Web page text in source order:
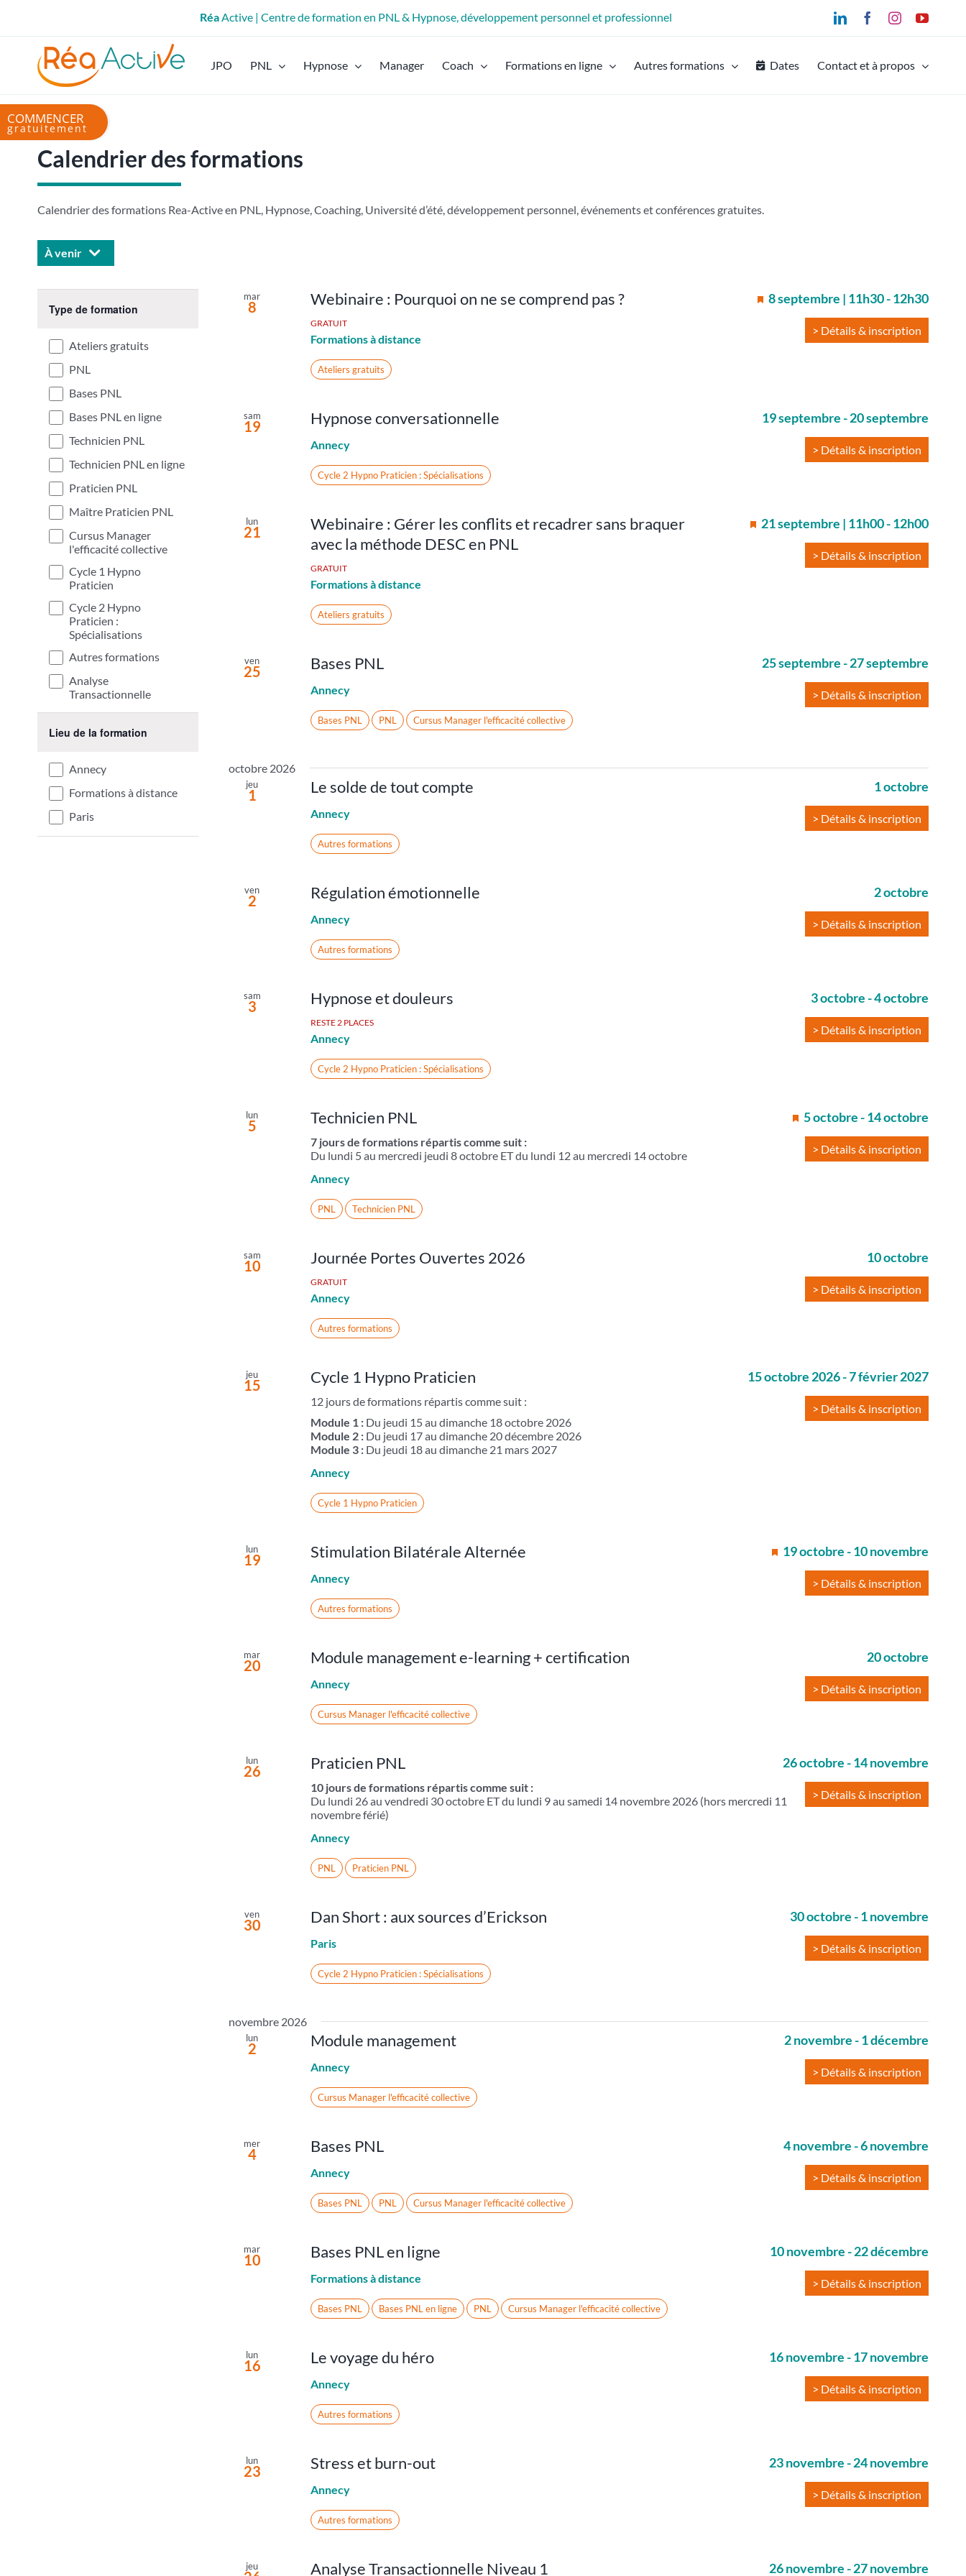
RéaActive | Centre de formation en PNL & Hypnose, développement personnel et professionnel LinkedInFacebookInstagram
JPO PNL Hypnose Manager Coach Formations en ligne Autres formations Dates Contact et à propos
Calendrier des formations
Calendrier des formations Rea-Active en PNL, Hypnose, Coaching, Université d’été, développement personnel, événements et conférences gratuites.
À venir
une
date.
any
the
form
inputs
will
cause
the
list
events
refresh
the
filtered
results.
Type de formation
Ateliers gratuits
PNL
Bases PNL
Bases PNL en ligne
Technicien PNL
Technicien PNL en ligne
Praticien PNL
Maître Praticien PNL
Cursus Manager
l'efficacité collective
Cycle 1 Hypno
Praticien
Cycle 2 Hypno
Praticien :
Spécialisations
Autres formations
Analyse
Transactionnelle
Lieu de la formation
Annecy
Formations à distance
Paris
mar
8 Webinaire : Pourquoi on ne se comprend pas ?
GRATUIT
Formations à distance
Ateliers gratuits
8 septembre | 11h30-12h30
> Détails & inscription
sam
19 Hypnose conversationnelle
Annecy
Cycle 2 Hypno Praticien : Spécialisations
19 septembre-20 septembre
> Détails & inscription
lun
21
Webinaire : Gérer les conflits et recadrer sans braquer
avec la méthode DESC en PNL
GRATUIT
Formations à distance
Ateliers gratuits
21 septembre | 11h00-12h00
> Détails & inscription
ven
25 Bases PNL
Annecy
Bases PNL PNL Cursus Manager l'efficacité collective
25 septembre-27 septembre
> Détails & inscription
octobre 2026
jeu
1 Le solde de tout compte
Annecy
Autres formations
1 octobre
> Détails & inscription
ven
2 Régulation émotionnelle
Annecy
Autres formations
2 octobre
> Détails & inscription
sam
3 Hypnose et douleurs
RESTE 2 PLACES
Annecy
Cycle 2 Hypno Praticien : Spécialisations
3 octobre-4 octobre
> Détails & inscription
lun
5 Technicien PNL
7 jours de formations répartis comme suit :
Du lundi 5 au mercredi jeudi 8 octobre ET du lundi 12 au mercredi 14 octobre
Annecy
PNL Technicien PNL
5 octobre-14 octobre
> Détails & inscription
sam
10 Journée Portes Ouvertes 2026
GRATUIT
Annecy
Autres formations
10 octobre
> Détails & inscription
jeu
15 Cycle 1 Hypno Praticien
12 jours de formations répartis comme suit :
Module 1 :Du jeudi 15 au dimanche 18 octobre 2026
Module 2 :Du jeudi 17 au dimanche 20 décembre 2026
Module 3 :Du jeudi 18 au dimanche 21 mars 2027
Annecy
Cycle 1 Hypno Praticien
15 octobre 2026-7 février 2027
> Détails & inscription
lun
19 Stimulation Bilatérale Alternée
Annecy
Autres formations
19 octobre-10 novembre
> Détails & inscription
mar
20 Module management e-learning + certification
Annecy
Cursus Manager l'efficacité collective
20 octobre
> Détails & inscription
lun
26 Praticien PNL
10 jours de formations répartis comme suit :
Du lundi 26 au vendredi 30 octobre ET du lundi 9 au samedi 14 novembre 2026 (hors mercredi 11
novembre férié)
Annecy
PNL Praticien PNL
26 octobre-14 novembre
> Détails & inscription
ven
30 Dan Short : aux sources d’Erickson
Paris
Cycle 2 Hypno Praticien : Spécialisations
30 octobre-1 novembre
> Détails & inscription
novembre 2026
lun
2 Module management
Annecy
Cursus Manager l'efficacité collective
2 novembre-1 décembre
> Détails & inscription
mer
4 Bases PNL
Annecy
Bases PNL PNL Cursus Manager l'efficacité collective
4 novembre-6 novembre
> Détails & inscription
mar
10 Bases PNL en ligne
Formations à distance
Bases PNL Bases PNL en ligne PNL Cursus Manager l'efficacité collective
10 novembre-22 décembre
> Détails & inscription
lun
16 Le voyage du héro
Annecy
Autres formations
16 novembre-17 novembre
> Détails & inscription
lun
23 Stress et burn-out
Annecy
Autres formations
23 novembre-24 novembre
> Détails & inscription
jeu Analyse Transactionnelle Niveau 1 26 novembre-27 novembre
Bascule
de
coulissante